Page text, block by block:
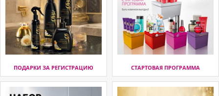
ПОДАРКИ ЗА РЕГИСТРАЦИЮ СТАРТОВАЯ ПРОГРАММА